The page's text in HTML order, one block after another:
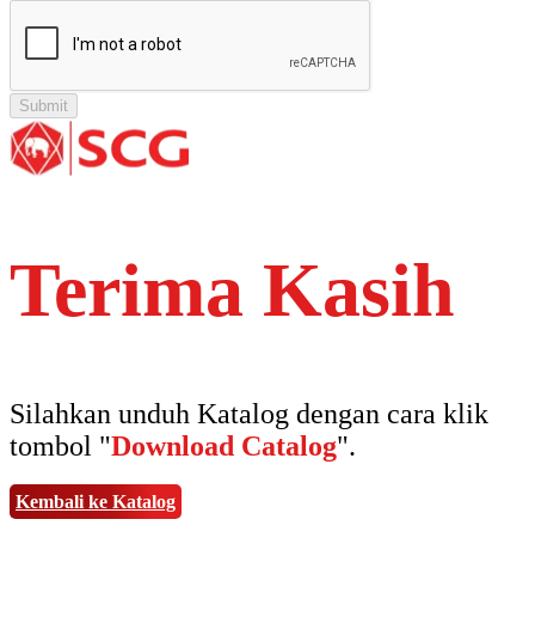
Terima Kasih
Silahkan unduh Katalog dengan cara klik
tombol "Download Catalog".
Kembali ke Katalog